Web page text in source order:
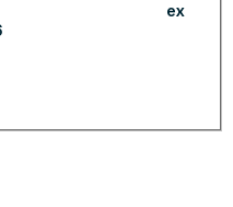
sulla privacy
ex